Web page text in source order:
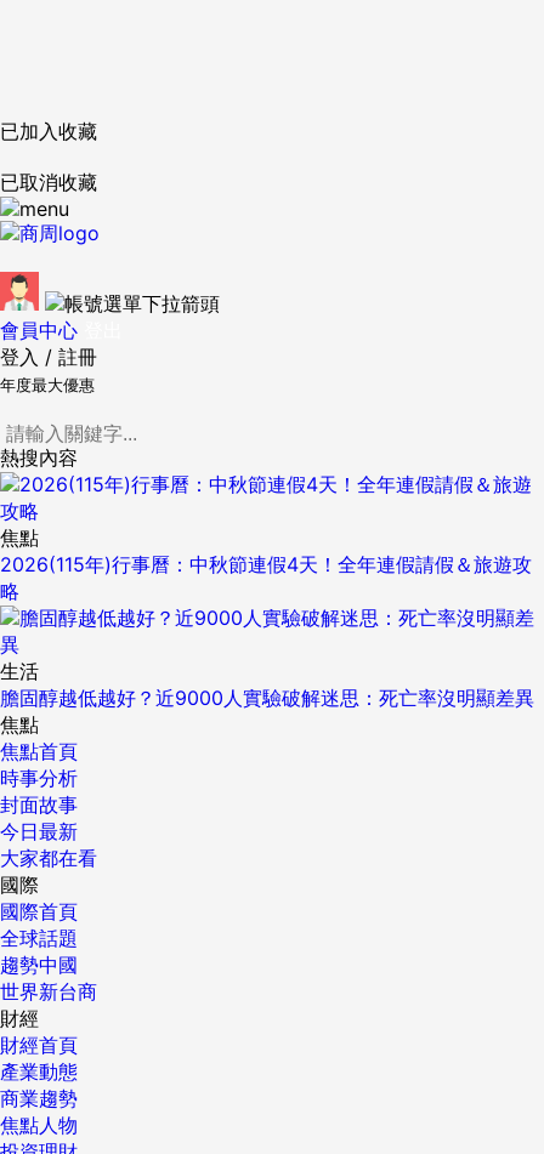
已加入收藏
已取消收藏
會員中心
登入 / 註冊
年度最大優惠
熱搜內容
焦點
2026(115年)行事曆：中秋節連假4天！全年連假請假＆旅遊攻
略
生活
膽固醇越低越好？近9000人實驗破解迷思：死亡率沒明顯差異
焦點
焦點首頁
時事分析
封面故事
今日最新
大家都在看
國際
國際首頁
全球話題
趨勢中國
世界新台商
財經
財經首頁
產業動態
商業趨勢
焦點人物